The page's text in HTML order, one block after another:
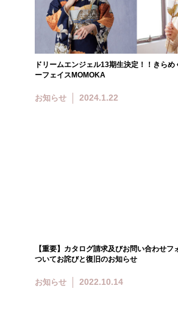
ドリームエンジェル13期生決定！！きらめ
ーフェイスMOMOKA
お知らせ 2024.1.22
【重要】カタログ請求及びお問い合わせフ
ついてお詫びと復旧のお知らせ
お知らせ 2022.10.14